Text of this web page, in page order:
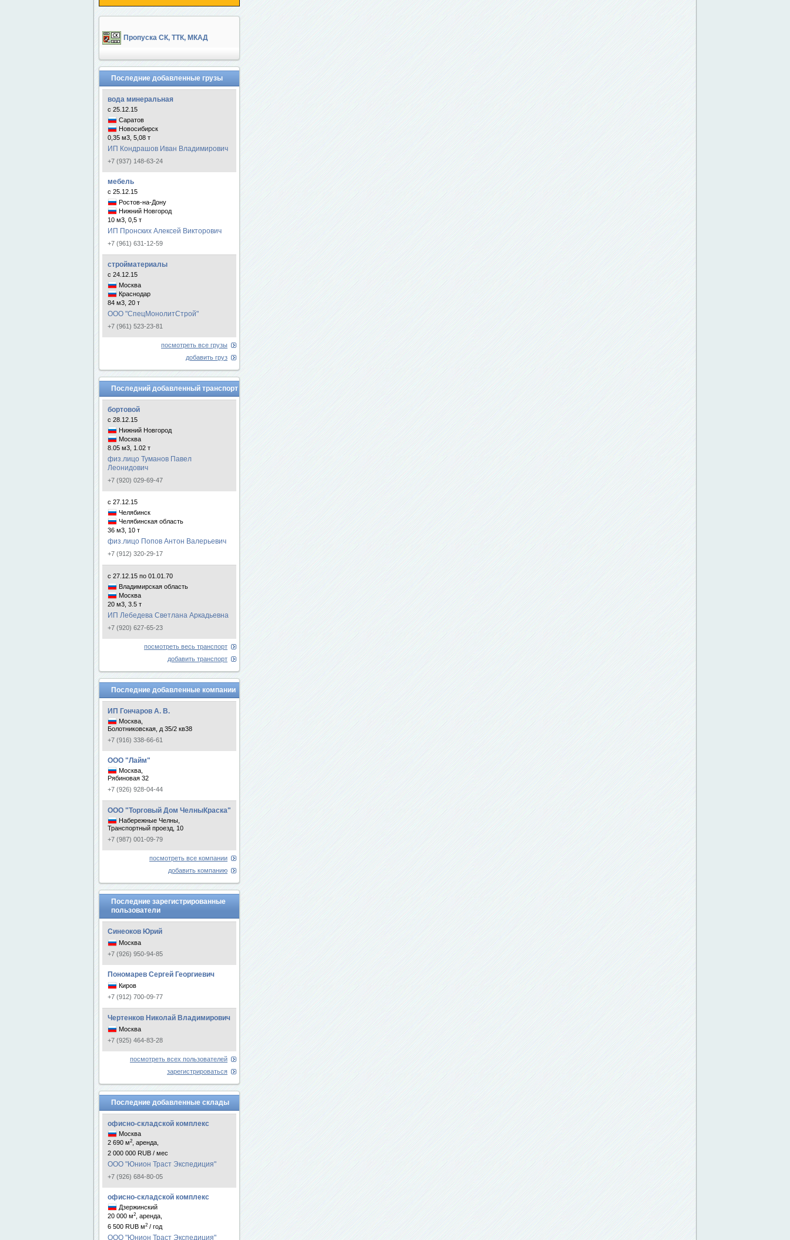
Пропуска СК, ТТК, МКАД
Последние добавленные грузы
вода минеральная
с 25.12.15
Саратов
Новосибирск
0,35 м3, 5,08 т
ИП Кондрашов Иван Владимирович
+7 (937) 148-63-24
мебель
с 25.12.15
Ростов-на-Дону
Нижний Новгород
10 м3, 0,5 т
ИП Пронских Алексей Викторович
+7 (961) 631-12-59
стройматериалы
с 24.12.15
Москва
Краснодар
84 м3, 20 т
ООО "СпецМонолитСтрой"
+7 (961) 523-23-81
посмотреть все грузы
добавить груз
Последний добавленный транспорт
бортовой
с 28.12.15
Нижний Новгород
Москва
8.05 м3, 1.02 т
физ.лицо Туманов Павел
Леонидович
+7 (920) 029-69-47
с 27.12.15
Челябинск
Челябинская область
36 м3, 10 т
физ.лицо Попов Антон Валерьевич
+7 (912) 320-29-17
с 27.12.15 по 01.01.70
Владимирская область
Москва
20 м3, 3.5 т
ИП Лебедева Светлана Аркадьевна
+7 (920) 627-65-23
посмотреть весь транспорт
добавить транспорт
Последние добавленные компании
ИП Гончаров А. В.
Москва,
Болотниковская, д 35/2 кв38
+7 (916) 338-66-61
ООО "Лайм"
Москва,
Рябиновая 32
+7 (926) 928-04-44
ООО "Торговый Дом ЧелныКраска"
Набережные Челны,
Транспортный проезд, 10
+7 (987) 001-09-79
посмотреть все компании
добавить компанию
Последние зарегистрированные
пользователи
Синеоков Юрий
Москва
+7 (926) 950-94-85
Пономарев Сергей Георгиевич
Киров
+7 (912) 700-09-77
Чертенков Николай Владимирович
Москва
+7 (925) 464-83-28
посмотреть всех пользователей
зарегистрироваться
Последние добавленные склады
офисно-складской комплекс
Москва
2 690 м2
, аренда,
2 000 000 RUB / мес
ООО "Юнион Траст Экспедиция"
+7 (926) 684-80-05
офисно-складской комплекс
Дзержинский
20 000 м2
, аренда,
6 500 RUB м2 / год
ООО "Юнион Траст Экспедиция"